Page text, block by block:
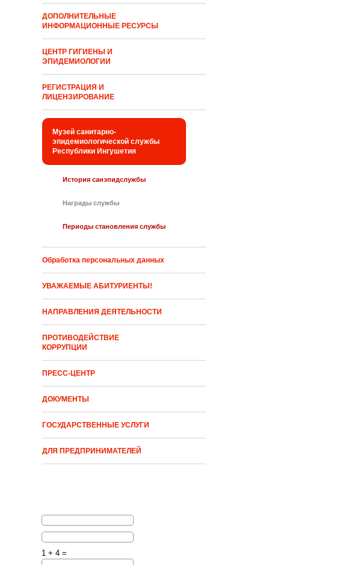
ДОПОЛНИТЕЛЬНЫЕ
ИНФОРМАЦИОННЫЕ РЕСУРСЫ
ЦЕНТР ГИГИЕНЫ И
ЭПИДЕМИОЛОГИИ
РЕГИСТРАЦИЯ И
ЛИЦЕНЗИРОВАНИЕ
Музей санитарно-
эпидемиологической службы
Республики Ингушетия
История санэпидслужбы
Награды службы
Периоды становления службы
Обработка персональных данных
УВАЖАЕМЫЕ АБИТУРИЕНТЫ!
НАПРАВЛЕНИЯ ДЕЯТЕЛЬНОСТИ
ПРОТИВОДЕЙСТВИЕ
КОРРУПЦИИ
ПРЕСС-ЦЕНТР
ДОКУМЕНТЫ
ГОСУДАРСТВЕННЫЕ УСЛУГИ
ДЛЯ ПРЕДПРИНИМАТЕЛЕЙ
1 + 4 =